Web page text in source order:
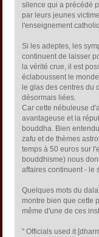
silence qui a précédé
par leurs jeunes
l'enseignement
Si les adeptes, les
continuent de laisser
la vérité crue, il est
éclaboussent le
le glas des centres du
désormais liées.
Car cette nébuleuse
avantageuse et la
bouddha. Bien
zafu et de thèmes
temps à 50 euros sur
bouddhisme) nous
affaires continuent - le
Quelques mots du
montre bien que cette
même d'une de ces
" Officials used it